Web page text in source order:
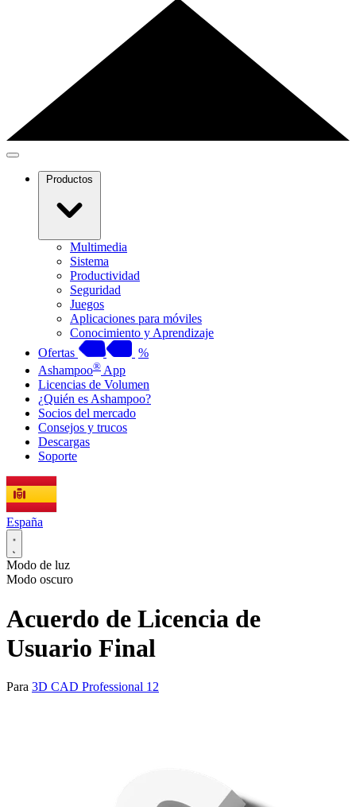
Productos
Multimedia
Sistema
Productividad
Seguridad
Juegos
Aplicaciones para móviles
Conocimiento y Aprendizaje
Ofertas
%
Ashampoo® App
Licencias de Volumen
¿Quién es Ashampoo?
Socios del mercado
Consejos y trucos
Descargas
Soporte
España
Modo de luz
Modo oscuro
Acuerdo de Licencia de
Usuario Final
Para 3D CAD Professional 12